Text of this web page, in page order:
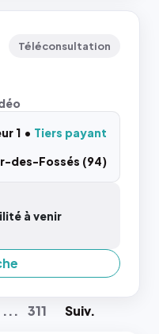
Téléconsultation
1
Tiers payant
des-Fossés (94)
à venir
... 311 Suiv.